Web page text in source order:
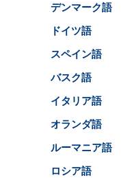
デンマーク語
ドイツ語
スペイン語
バスク語
イタリア語
オランダ語
ルーマニア語
ロシア語